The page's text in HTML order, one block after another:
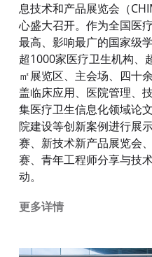
息技术和产品展览会（
心盛大召开。作为全国医
最高、影响最广的国家级
超1000家医疗卫生机构、
㎡展览区、主会场、四十
盖临床应用、医院管理、
集医疗卫生信息化领域论
院建设等创新案例进行展
赛、新技术新产品展览会
赛、青年工程师分享与技
动。
更多详情